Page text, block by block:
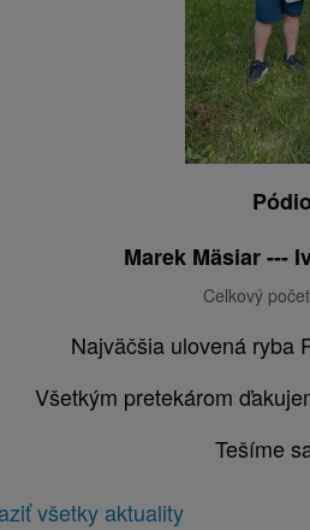
Marek Mäsiar ---
Celkový
Najväčšia ulovená ryba
Všetkým pretekárom
Tešíme
všetky aktuality